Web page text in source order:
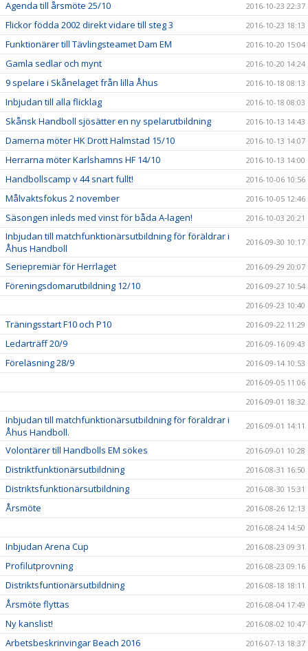
Agenda till årsmöte 25/10 2016-10-23 22:37
Flickor födda 2002 direkt vidare till steg 3 2016-10-23 18:13
Funktionärer till Tävlingsteamet Dam EM 2016-10-20 15:04
Gamla sedlar och mynt 2016-10-20 14:24
9 spelare i Skånelaget från lilla Åhus 2016-10-18 08:13
Inbjudan till alla flicklag 2016-10-18 08:03
Skånsk Handboll sjösätter en ny spelarutbildning 2016-10-13 14:43
Damerna möter HK Drott Halmstad 15/10 2016-10-13 14:07
Herrarna möter Karlshamns HF 14/10 2016-10-13 14:00
Handbollscamp v 44 snart fullt! 2016-10-06 10:56
Målvaktsfokus 2 november 2016-10-05 12:46
Säsongen inleds med vinst för båda A-lagen! 2016-10-03 20:21
Inbjudan till matchfunktionärsutbildning för föräldrar i
Åhus Handboll
2016-09-30 10:17
Seriepremiär för Herrlaget 2016-09-29 20:07
Föreningsdomarutbildning 12/10
2016-09-27 10:54
2016-09-23 10:40
Träningsstart F10 och P10 2016-09-22 11:29
Ledarträff 20/9 2016-09-16 09:43
Föreläsning 28/9
2016-09-14 10:53
2016-09-05 11:06
2016-09-01 18:32
Inbjudan till matchfunktionärsutbildning för föräldrar i
Åhus Handboll.
2016-09-01 14:11
Volontärer till Handbolls EM sökes 2016-09-01 10:28
Distriktfunktionärsutbildning 2016-08-31 16:50
Distriktsfunktionärsutbildning 2016-08-30 15:31
Årsmöte
2016-08-26 12:13
2016-08-24 14:50
Inbjudan Arena Cup 2016-08-23 09:31
Profilutprovning 2016-08-23 09:16
Distriktsfuntionärsutbildning 2016-08-18 18:11
Årsmöte flyttas 2016-08-04 17:49
Ny kanslist! 2016-08-02 10:47
Arbetsbeskrinvingar Beach 2016 2016-07-13 18:37